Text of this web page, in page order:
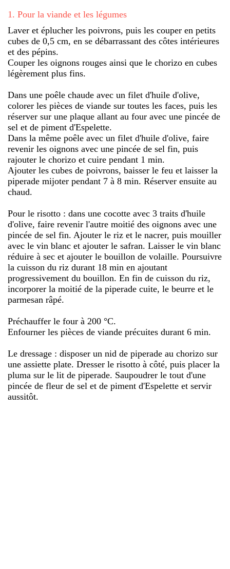
1 . Pour la viande et les légumes
Laver et éplucher les poivrons, puis les couper en petits
cubes de 0,5 cm, en se débarrassant des côtes intérieures
et des pépins.
Couper les oignons rouges ainsi que le chorizo en cubes
légèrement plus fins.
Dans une poêle chaude avec un filet d'huile d'olive,
colorer les pièces de viande sur toutes les faces, puis les
réserver sur une plaque allant au four avec une pincée de
sel et de piment d'Espelette.
Dans la même poêle avec un filet d'huile d'olive, faire
revenir les oignons avec une pincée de sel fin, puis
rajouter le chorizo et cuire pendant 1 min.
Ajouter les cubes de poivrons, baisser le feu et laisser la
piperade mijoter pendant 7 à 8 min. Réserver ensuite au
chaud.
Pour le risotto : dans une cocotte avec 3 traits d'huile
d'olive, faire revenir l'autre moitié des oignons avec une
pincée de sel fin. Ajouter le riz et le nacrer, puis mouiller
avec le vin blanc et ajouter le safran. Laisser le vin blanc
réduire à sec et ajouter le bouillon de volaille. Poursuivre
la cuisson du riz durant 18 min en ajoutant
progressivement du bouillon. En fin de cuisson du riz,
incorporer la moitié de la piperade cuite, le beurre et le
parmesan râpé.
Préchauffer le four à 200 °C.
Enfourner les pièces de viande précuites durant 6 min.
Le dressage : disposer un nid de piperade au chorizo sur
une assiette plate. Dresser le risotto à côté, puis placer la
pluma sur le lit de piperade. Saupoudrer le tout d'une
pincée de fleur de sel et de piment d'Espelette et servir
aussitôt.